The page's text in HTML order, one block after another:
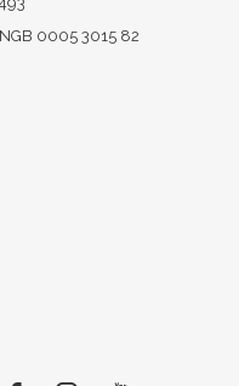
0005 3015 82